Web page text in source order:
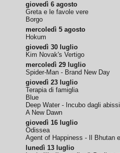
giovedì 6 agosto
Greta e le favole vere
Borgo
mercoledì 5 agosto
Hokum
giovedì 30 luglio
Kim Novak's Vertigo
mercoledì 29 luglio
Spider-Man - Brand New Day
giovedì 23 luglio
Terapia di famiglia
Blue
Deep Water - Incubo dagli abissi
A New Dawn
giovedì 16 luglio
Odissea
Agent of Happiness - Il Bhutan
lunedì 13 luglio